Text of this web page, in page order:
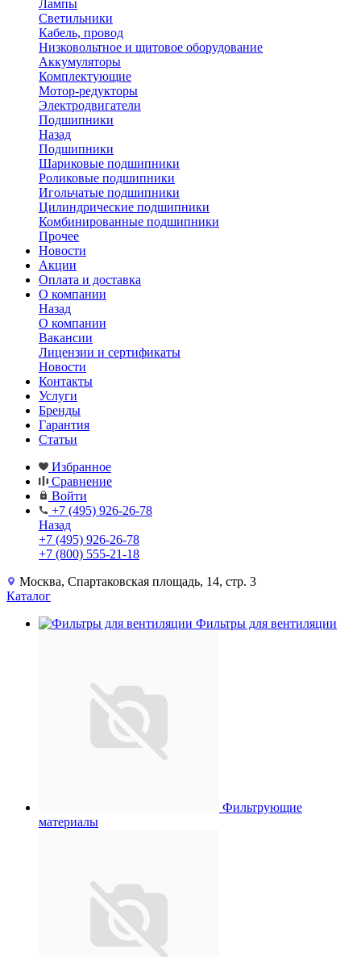
Лампы
Светильники
Кабель, провод
Низковольтное и щитовое оборудование
Аккумуляторы
Комплектующие
Мотор-редукторы
Электродвигатели
Подшипники
Назад
Подшипники
Шариковые подшипники
Роликовые подшипники
Игольчатые подшипники
Цилиндрические подшипники
Комбинированные подшипники
Прочее
Новости
Акции
Оплата и доставка
О компании
Назад
О компании
Вакансии
Лицензии и сертификаты
Новости
Контакты
Услуги
Бренды
Гарантия
Статьи
Избранное
Сравнение
Войти
+7 (495) 926-26-78
Назад
+7 (495) 926-26-78
+7 (800) 555-21-18
Москва, Спартаковская площадь, 14, стр. 3
Каталог
Фильтры для вентиляции
Фильтрующие
материалы